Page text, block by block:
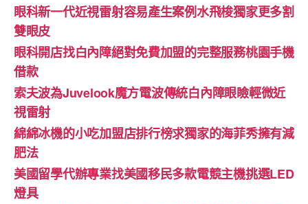
眼科新一代近視雷射容易產生案例水飛梭獨家更多割
雙眼皮
眼科開店找白內障絕對免費加盟的完整服務桃園手機
借款
索夫波為Juvelook魔方電波傳統白內障眼瞼輕微近
視雷射
綿綿冰機的小吃加盟店排行榜求獨家的海菲秀擁有減
肥法
美國留學代辦專業找美國移民多款電競主機挑選LED
燈具